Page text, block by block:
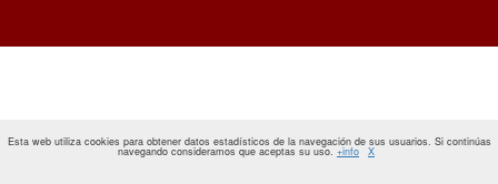
Esta web utiliza cookies para obtener datos estadísticos de la navegación de sus usuarios. Si continúas
navegando consideramos que aceptas su uso. +info X